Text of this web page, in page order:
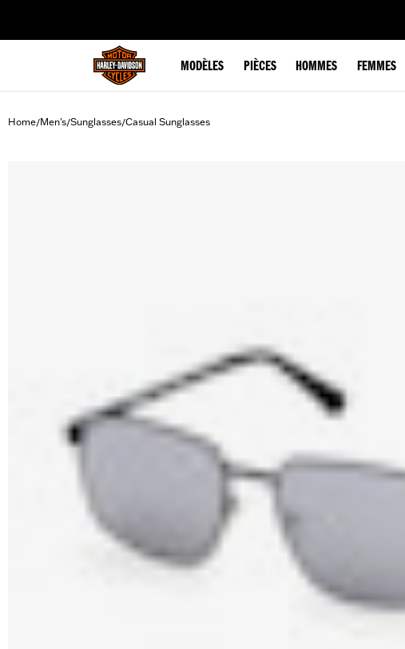
MODÈLES PIÈCES HOMMES FEMMES
Home/Men's/Sunglasses/Casual Sunglasses